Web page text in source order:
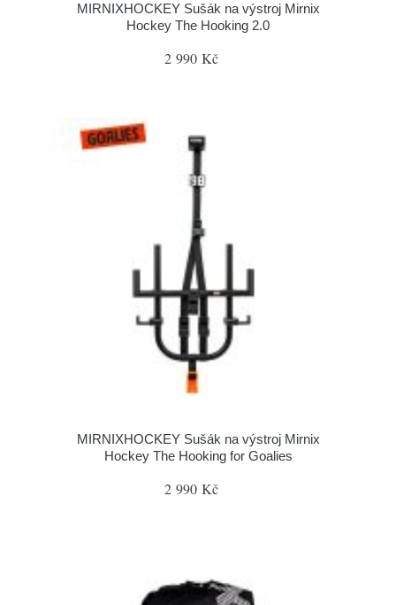
MIRNIXHOCKEY Sušák na výstroj Mirnix
Hockey The Hooking 2.0
2 990 Kč
MIRNIXHOCKEY Sušák na výstroj Mirnix
Hockey The Hooking for Goalies
2 990 Kč